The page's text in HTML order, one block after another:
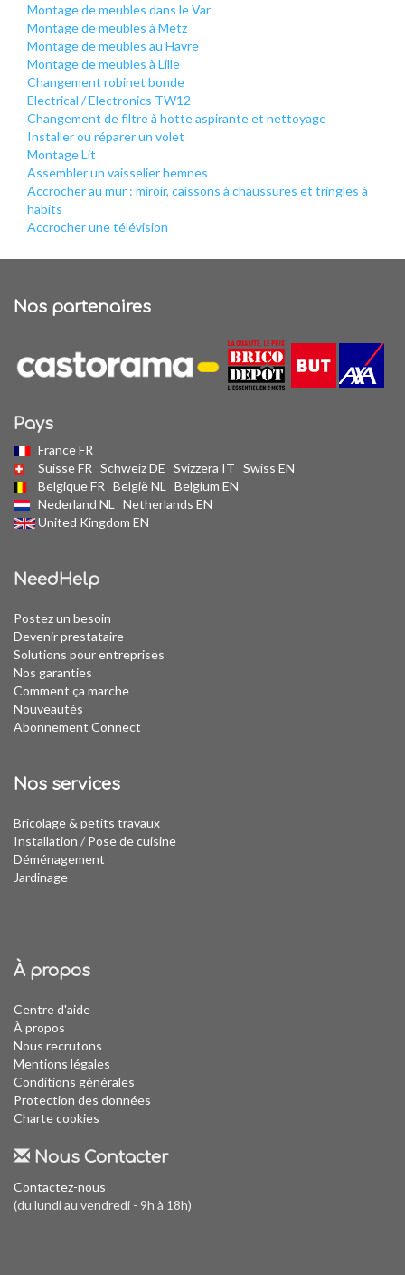
Montage de meubles dans le Var
Montage de meubles à Metz
Montage de meubles au Havre
Montage de meubles à Lille
Changement robinet bonde
Electrical / Electronics TW12
Changement de filtre à hotte aspirante et nettoyage
Installer ou réparer un volet
Montage Lit
Assembler un vaisselier hemnes
Accrocher au mur : miroir, caissons à chaussures et tringles à
habits
Accrocher une télévision
Nos partenaires
Pays
France FR
Suisse FR Schweiz DE Svizzera IT Swiss EN
Belgique FR België NL
Belgium EN
Nederland NL
Netherlands EN
United Kingdom EN
NeedHelp
Postez un besoin
Devenir prestataire
Solutions pour entreprises
Nos garanties
Comment ça marche
Nouveautés
Abonnement Connect
Nos services
Bricolage & petits travaux
Installation / Pose de cuisine
Déménagement
Jardinage
À propos
Centre d'aide
À propos
Nous recrutons
Mentions légales
Conditions générales
Protection des données
Charte cookies
Nous Contacter
Contactez-nous
(du lundi au vendredi - 9h à 18h)